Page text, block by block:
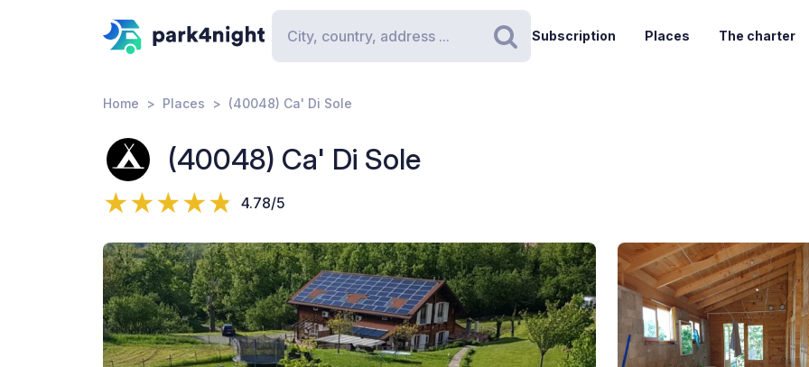
Search
Subscription Places The charter
Home Places (40048) Ca' Di Sole
(40048) Ca' Di Sole
4.78/5